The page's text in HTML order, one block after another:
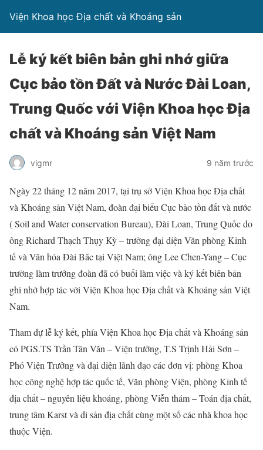
Viện Khoa học Địa chất và Khoáng sản
Lễ ký kết biên bản ghi nhớ giữa
Cục bảo tồn Đất và Nước Đài Loan,
Trung Quốc với Viện Khoa học Địa
chất và Khoáng sản Việt Nam
vigmr 9 năm trước
Ngày 22 tháng 12 năm 2017, tại trụ sở Viện Khoa học Địa chất
và Khoáng sản Việt Nam, đoàn đại biểu Cục bảo tồn đất và nước
( Soil and Water conservation Bureau), Đài Loan, Trung Quốc do
ông Richard Thạch Thụy Kỳ – trưởng đại diện Văn phòng Kinh
tế và Văn hóa Đài Bắc tại Việt Nam; ông Lee Chen-Yang – Cục
trưởng làm trưởng đoàn đã có buổi làm việc và ký kết biên bản
ghi nhớ hợp tác với Viện Khoa học Địa chất và Khoáng sản Việt
Nam.
Tham dự lễ ký kết, phía Viện Khoa học Địa chất và Khoáng sản
có PGS.TS Trần Tân Văn – Viện trưởng, T.S Trịnh Hải Sơn –
Phó Viện Trưởng và đại diện lãnh đạo các đơn vị: phòng Khoa
học công nghệ hợp tác quốc tế, Văn phòng Viện, phòng Kinh tế
địa chất – nguyên liệu khoáng, phòng Viễn thám – Toán địa chất,
trung tâm Karst và di sản địa chất cùng một số các nhà khoa học
thuộc Viện.